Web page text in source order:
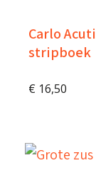
Carlo
stripboek
€ 16,50